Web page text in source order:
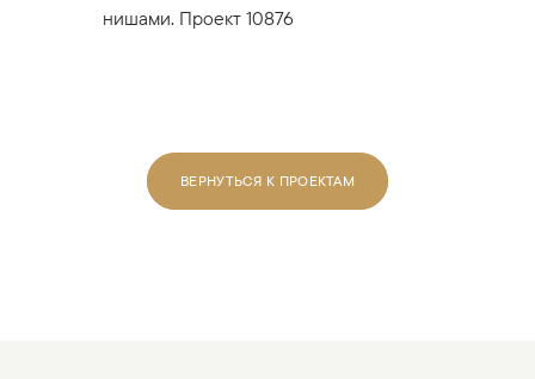
нишами. Проект 10876
ВЕРНУТЬСЯ К ПРОЕКТАМ